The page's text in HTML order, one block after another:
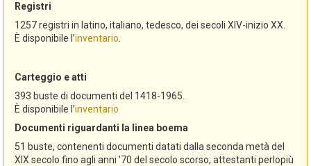
Registri
1257 registri in latino, italiano, tedesco, dei secoli XIV-inizio XX.
È disponibile l’inventario
Carteggio e atti
393 buste di documenti del 1418-1965.
È disponibile l’inventario
Documenti riguardanti la linea boema
51 buste, contenenti documenti datati dalla seconda metà del
XIX secolo fino agli anni ’70 del secolo scorso, attestanti perlopiù